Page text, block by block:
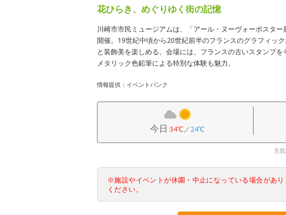
花ひらき、めぐりゆく街の記憶
川崎市市民ミュージアムは、「アール・ヌーヴォーポスタ
開催。19世紀中頃から20世紀前半のフランスのグラフィッ
と装飾美を楽しめる。会場には、フランスの古いスタンプを
メタリック色鉛筆による特別な体験も魅力。
情報提供：イベントバンク
今日 34℃／24℃
天
※施設やイベントが休園・中止になっている場合があ
ください。